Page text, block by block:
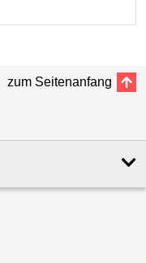
zum Seitenanfang